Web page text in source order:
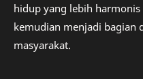
hidup yang lebih
kemudian menjadi bagian
masyarakat.